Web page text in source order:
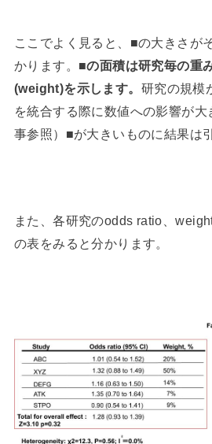
ここでよく見ると、■の大きさが
かります。 ■の面積は研究毎の重
(weight)を示します。 研究の規模
を統合する際に数値への影響が
事参照）■が大きいものに結果は
また、各研究のodds ratio、
の表をみると分かります。